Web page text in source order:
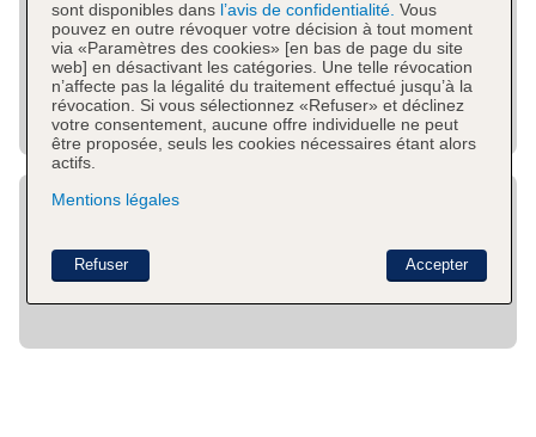
sont disponibles dans l’avis de confidentialité. Vous
pouvez en outre révoquer votre décision à tout moment
via «Paramètres des cookies» [en bas de page du site
web] en désactivant les catégories. Une telle révocation
n’affecte pas la légalité du traitement effectué jusqu’à la
révocation. Si vous sélectionnez «Refuser» et déclinez
votre consentement, aucune offre individuelle ne peut
être proposée, seuls les cookies nécessaires étant alors
actifs.
Mentions légales
Accepter
Refuser